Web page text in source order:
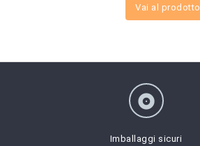
Vai al prodotto
album
Imballaggi sicuri